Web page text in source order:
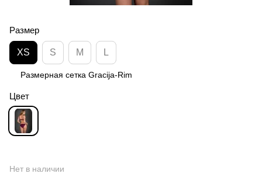
Размер
XS S M L
Размерная сетка Gracija-Rim
Цвет
Нет в наличии